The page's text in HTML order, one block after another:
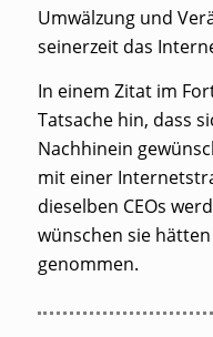
Umwälzung und
seinerzeit das
In einem Zitat im
Tatsache hin, dass
Nachhinein
mit einer
dieselben CEOs
wünschen sie
genommen.